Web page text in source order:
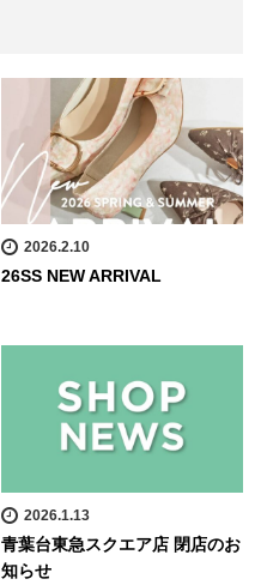
2026.2.10
26SS NEW ARRIVAL
2026.1.13
青葉台東急スクエア店 閉店のお
知らせ